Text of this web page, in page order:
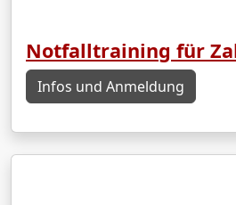
Notfalltraining für
Infos und Anmeldung